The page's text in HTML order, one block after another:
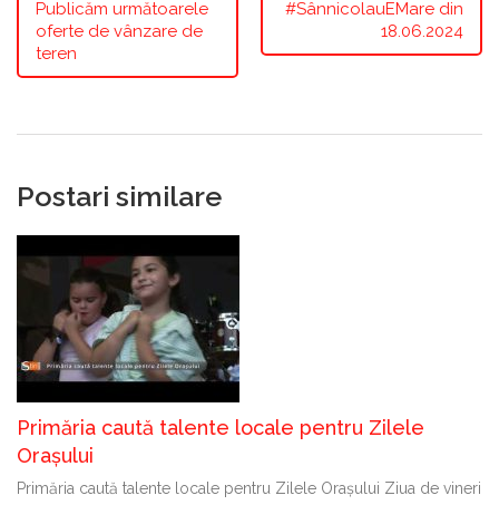
Publicăm următoarele
oferte de vânzare de
teren
#SânnicolauEMare din
18.06.2024
Postari similare
Primăria caută talente locale pentru Zilele
Orașului
Primăria caută talente locale pentru Zilele Orașului Ziua de vineri